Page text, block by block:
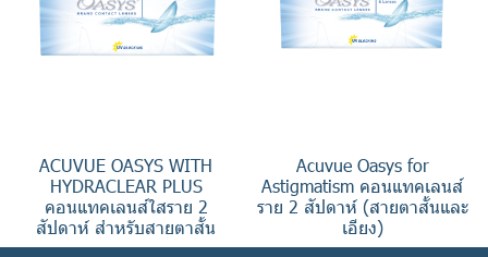
ACUVUE OASYS WITH
HYDRACLEAR PLUS
คอนแทคเลนส์ใสราย 2
สัปดาห์ สำหรับสายตาสั้น
Acuvue Oasys for
Astigmatism คอนแทคเลนส์
ราย 2 สัปดาห์ (สายตาสั้นและ
เอียง)